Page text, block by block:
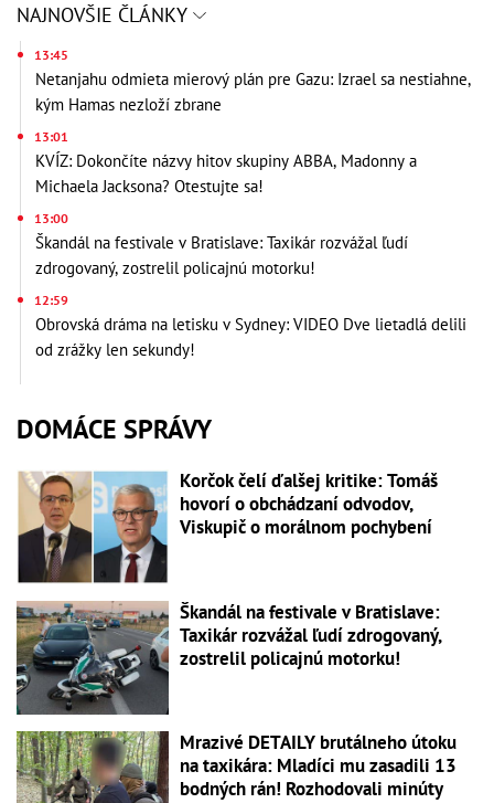
NAJNOVŠIE ČLÁNKY
13:45
Netanjahu odmieta mierový plán pre Gazu: Izrael sa nestiahne,
kým Hamas nezloží zbrane
13:01
KVÍZ: Dokončíte názvy hitov skupiny ABBA, Madonny a
Michaela Jacksona? Otestujte sa!
13:00
Škandál na festivale v Bratislave: Taxikár rozvážal ľudí
zdrogovaný, zostrelil policajnú motorku!
12:59
Obrovská dráma na letisku v Sydney: VIDEO Dve lietadlá delili
od zrážky len sekundy!
DOMÁCE SPRÁVY
Korčok čelí ďalšej kritike: Tomáš
hovorí o obchádzaní odvodov,
Viskupič o morálnom pochybení
Škandál na festivale v Bratislave:
Taxikár rozvážal ľudí zdrogovaný,
zostrelil policajnú motorku!
Mrazivé DETAILY brutálneho útoku
na taxikára: Mladíci mu zasadili 13
bodných rán! Rozhodovali minúty